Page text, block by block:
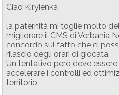
Ciao Kiryienka
la paternità mi toglie molto
migliorare il CMS di Verbania
concordo sul fatto che ci
rilascio degli orari di giocata.
Un tentativo però deve
accelerare i controlli ed
territorio.